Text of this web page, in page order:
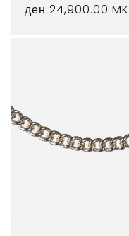
Regular
ден 24,900.00